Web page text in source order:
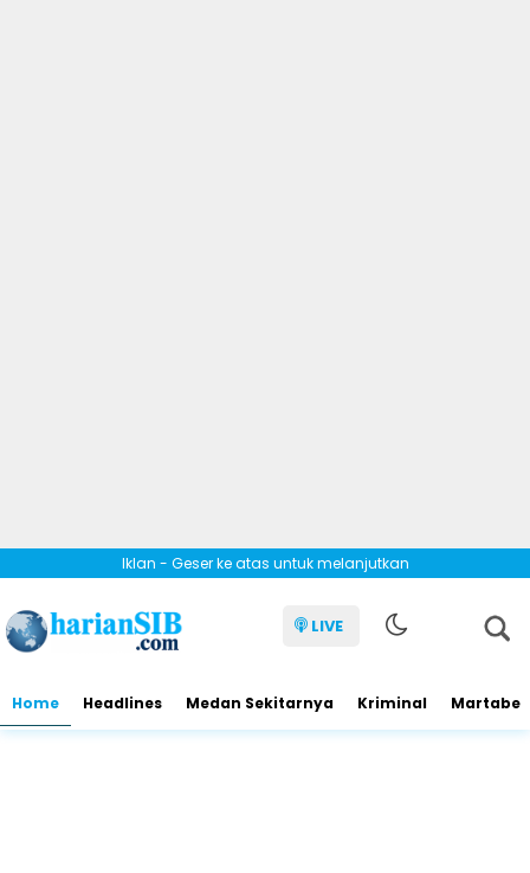
Iklan - Geser ke atas untuk melanjutkan
LIVE
Home Headlines Medan Sekitarnya Kriminal Martabe